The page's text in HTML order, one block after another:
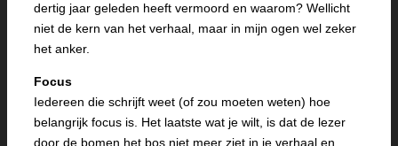
dertig jaar geleden heeft vermoord en waarom? Wellicht
niet de kern van het verhaal, maar in mijn ogen wel zeker
het anker.
Focus
Iedereen die schrijft weet (of zou moeten weten) hoe
belangrijk focus is. Het laatste wat je wilt, is dat de lezer
door de bomen het bos niet meer ziet in je verhaal en